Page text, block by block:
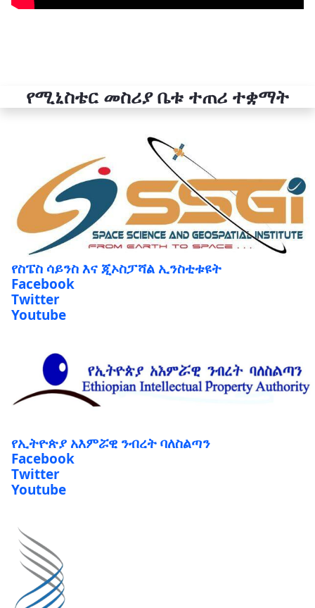
የሚኒስቴር መስሪያ ቤቱ ተጠሪ ተቋማት
የስፔስ ሳይንስ እና ጂኦስፓሻል ኢንስቲቱዩት
Facebook
Twitter
Youtube
የኢትዮጵያ አእምሯዊ ንብረት ባለስልጣን
Facebook
Twitter
Youtube